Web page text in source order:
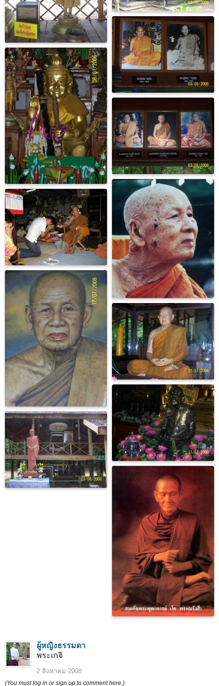
ผู้หญิงธรรมดา
พระเกจิ
2 สิงหาคม 2008
(You must log in or sign up to comment here.)